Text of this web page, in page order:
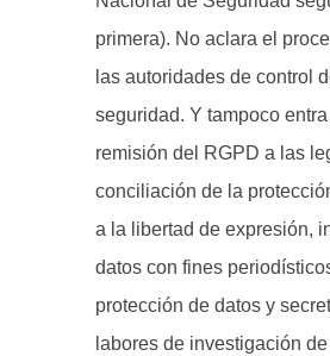
primera). No aclara el
las autoridades de control
seguridad. Y tampoco
remisión del RGPD a las
conciliación de la
a la libertad de expresión,
datos con fines
protección de datos y
labores de investigación